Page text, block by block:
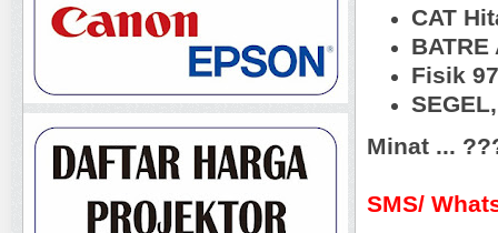
CAT
BATRE
Fisik
Minat ...
SMS/